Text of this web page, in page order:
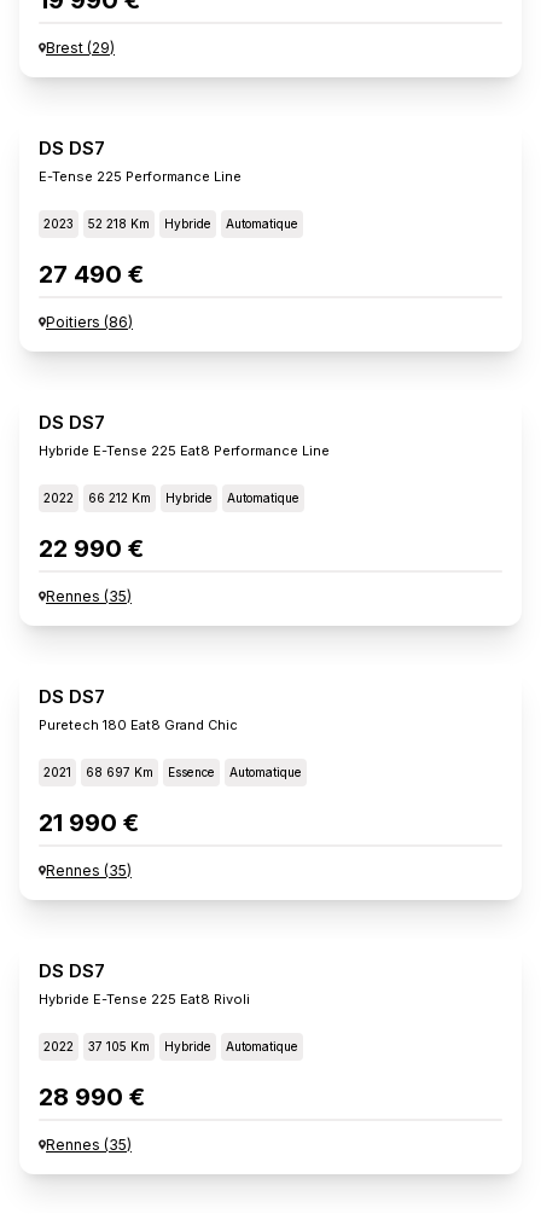
Brest (29)
DS DS7
E-Tense 225 Performance Line
2023 52 218 Km Hybride Automatique
27 490 €
Poitiers (86)
DS DS7
Hybride E-Tense 225 Eat8 Performance Line
2022 66 212 Km Hybride Automatique
22 990 €
Rennes (35)
DS DS7
Puretech 180 Eat8 Grand Chic
2021 68 697 Km Essence Automatique
21 990 €
Rennes (35)
DS DS7
Hybride E-Tense 225 Eat8 Rivoli
2022 37 105 Km Hybride Automatique
28 990 €
Rennes (35)